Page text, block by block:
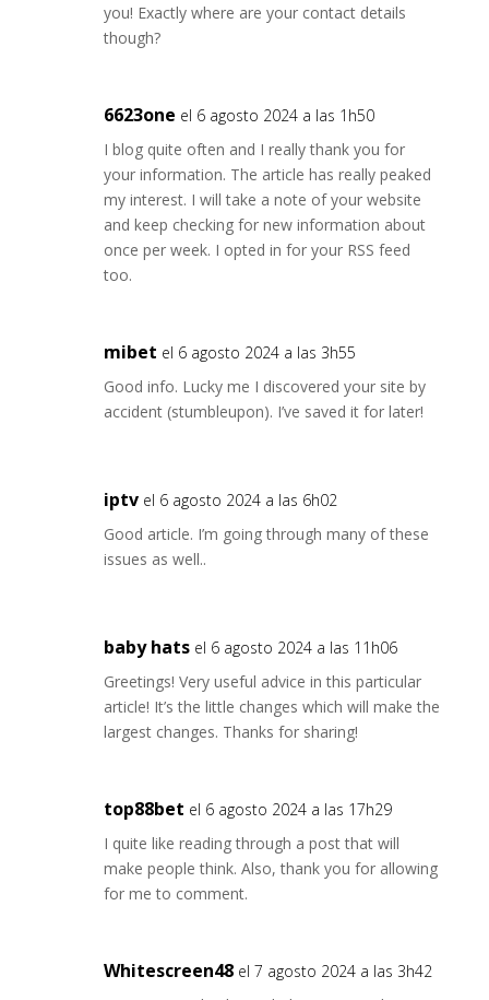
you! Exactly where are your contact details
though?
6623one el 6 agosto 2024 a las 1h50
I blog quite often and I really thank you for
your information. The article has really peaked
my interest. I will take a note of your website
and keep checking for new information about
once per week. I opted in for your RSS feed
too.
mibet el 6 agosto 2024 a las 3h55
Good info. Lucky me I discovered your site by
accident (stumbleupon). I’ve saved it for later!
iptv el 6 agosto 2024 a las 6h02
Good article. I’m going through many of these
issues as well..
baby hats el 6 agosto 2024 a las 11h06
Greetings! Very useful advice in this particular
article! It’s the little changes which will make the
largest changes. Thanks for sharing!
top88bet el 6 agosto 2024 a las 17h29
I quite like reading through a post that will
make people think. Also, thank you for allowing
for me to comment.
Whitescreen48 el 7 agosto 2024 a las 3h42